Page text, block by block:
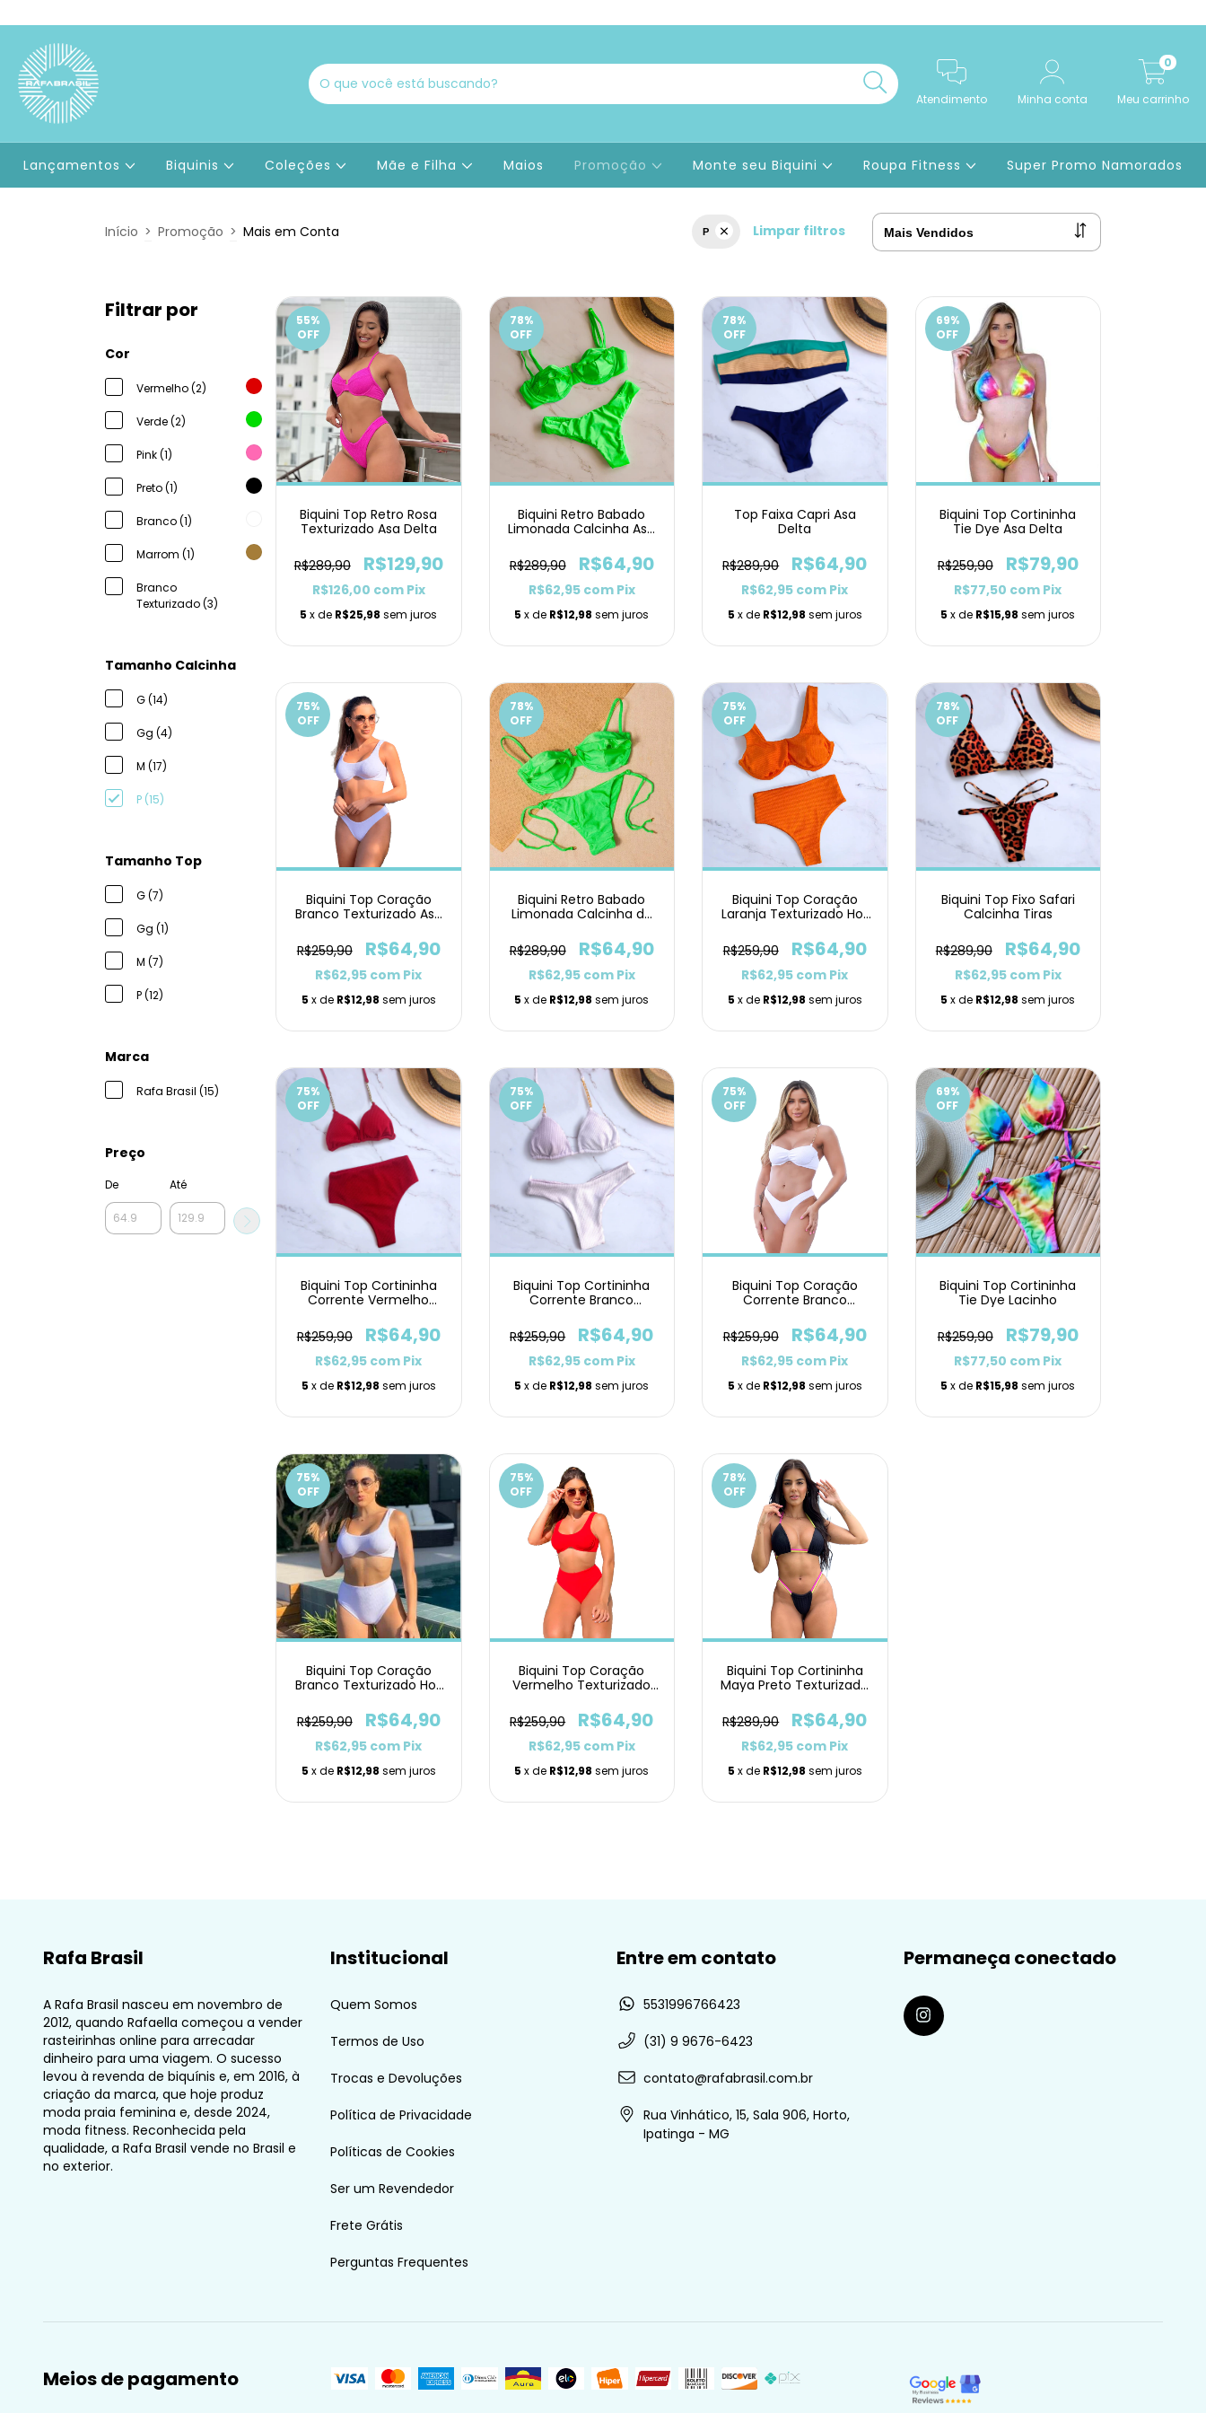
Atendimento Minha conta Meu carrinho
0
Lançamentos Biquinis Coleções Mãe e Filha Maios Promoção Monte seu Biquini Roupa Fitness Super Promo Namorados
Início > Promoção > Mais em Conta P Limpar filtros
Filtrar por
Cor
Vermelho (2)
Verde (2)
Pink (1)
Preto (1)
Branco (1)
Marrom (1)
Branco
Texturizado (3)
Tamanho Calcinha
G (14)
Gg (4)
M (17)
P (15)
Tamanho Top
G (7)
Gg (1)
M (7)
P (12)
Marca
Rafa Brasil (15)
Preço
De Até
55%
OFF
Biquini Top Retro Rosa
Texturizado Asa Delta
R$289,90 R$129,90
R$126,00 com Pix
5 x de R$25,98 sem juros
78%
OFF
Biquini Retro Babado
Limonada Calcinha Asa
R$289,90
R$64,90
R$62,95 com Pix
5 x de R$12,98 sem juros
78%
OFF
Top Faixa Capri Asa
Delta
R$289,90 R$64,90
R$62,95 com Pix
5 x de R$12,98 sem juros
69%
OFF
Biquini Top Cortininha
Tie Dye Asa Delta
R$259,90 R$79,90
R$77,50 com Pix
5 x de R$15,98 sem juros
75%
OFF
Biquini Top Coração
Branco Texturizado Asa
R$259,90
R$64,90
R$62,95 com Pix
5 x de R$12,98 sem juros
78%
OFF
Biquini Retro Babado
Limonada Calcinha de
R$289,90
R$64,90
R$62,95 com Pix
5 x de R$12,98 sem juros
75%
OFF
Biquini Top Coração
Laranja Texturizado Hot
R$259,90
R$64,90
R$62,95 com Pix
5 x de R$12,98 sem juros
78%
OFF
Biquini Top Fixo Safari
Calcinha Tiras
R$289,90 R$64,90
R$62,95 com Pix
5 x de R$12,98 sem juros
75%
OFF
Biquini Top Cortininha
Corrente Vermelho
R$259,90
R$64,90
R$62,95 com Pix
5 x de R$12,98 sem juros
75%
OFF
Biquini Top Cortininha
Corrente Branco
R$259,90
R$64,90
R$62,95 com Pix
5 x de R$12,98 sem juros
75%
OFF
Biquini Top Coração
Corrente Branco
R$259,90
R$64,90
R$62,95 com Pix
5 x de R$12,98 sem juros
69%
OFF
Biquini Top Cortininha
Tie Dye Lacinho
R$259,90 R$79,90
R$77,50 com Pix
5 x de R$15,98 sem juros
75%
OFF
Biquini Top Coração
Branco Texturizado Hot
R$259,90
R$64,90
R$62,95 com Pix
5 x de R$12,98 sem juros
75%
OFF
Biquini Top Coração
Vermelho Texturizado
R$259,90
R$64,90
R$62,95 com Pix
5 x de R$12,98 sem juros
78%
OFF
Biquini Top Cortininha
Maya Preto Texturizado
R$289,90
R$64,90
R$62,95 com Pix
5 x de R$12,98 sem juros
Rafa Brasil
A Rafa Brasil nasceu em novembro de
2012, quando Rafaella começou a vender
rasteirinhas online para arrecadar
dinheiro para uma viagem. O sucesso
levou à revenda de biquínis e, em 2016, à
criação da marca, que hoje produz
moda praia feminina e, desde 2024,
moda fitness. Reconhecida pela
qualidade, a Rafa Brasil vende no Brasil e
no exterior.
Institucional
Quem Somos
Termos de Uso
Trocas e Devoluções
Política de Privacidade
Políticas de Cookies
Ser um Revendedor
Frete Grátis
Perguntas Frequentes
Entre em contato
5531996766423
(31) 9 9676-6423
contato@rafabrasil.com.br
Rua Vinhático, 15, Sala 906, Horto,
Ipatinga - MG
Permaneça conectado
Meios de pagamento